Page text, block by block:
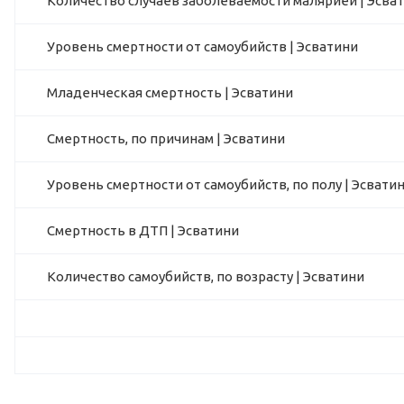
Уровень смертности от самоубийств | Эсватини
Младенческая смертность | Эсватини
Смертность, по причинам | Эсватини
Уровень смертности от самоубийств, по полу |
Смертность в ДТП | Эсватини
Количество самоубийств, по возрасту | Эсватини